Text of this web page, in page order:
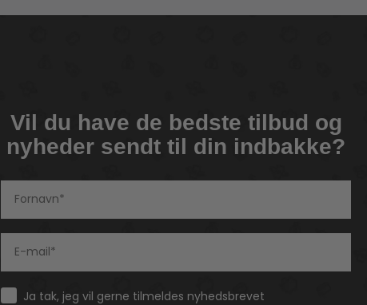
Vil du have de bedste tilbud og
nyheder sendt til din indbakke?
Consent
Ja tak, jeg vil gerne tilmeldes nyhedsbrevet